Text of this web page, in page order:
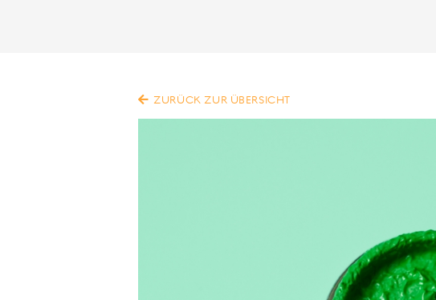
ZURÜCK ZUR ÜBERSICHT